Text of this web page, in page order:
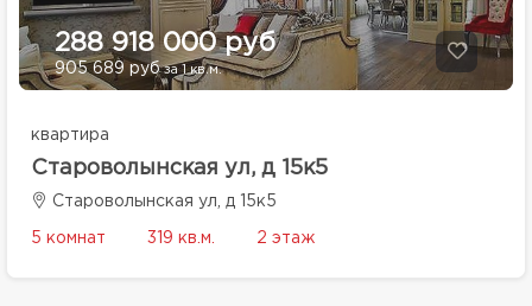
288 918 000 руб
905 689 рубза 1 кв.м.
квартира
Староволынская ул, д 15к5
Староволынская ул, д 15к5
5 комнат 319 кв.м. 2 этаж